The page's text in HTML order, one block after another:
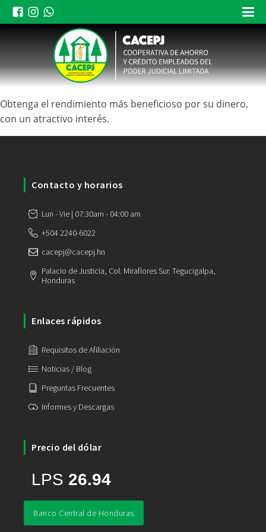
Obtenga el rendimiento más beneficioso por su dinero,
con un atractivo interés.
Contacto y horarios
Lun - Vie | 07:30am - 04:00 am
+504 2240-6022
cacepj@cacepj.hn
Palacio de Justicia, Col. Miraflores Sur. Tegucigalpa,
Honduras
Enlaces rápidos
Requisitos de Afiliación
Noticias / Blog
Preguntas Frecuentes
Informes y Descargas
Precio del dólar
Banco Central de Honduras